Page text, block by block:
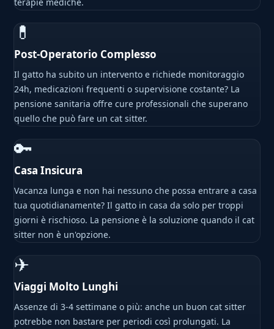
💊
Post-Operatorio Complesso
Il gatto ha subito un intervento e richiede monitoraggio
24h, medicazioni frequenti o supervisione costante? La
pensione sanitaria offre cure professionali che superano
quello che può fare un cat sitter.
🔑
Casa Insicura
Vacanza lunga e non hai nessuno che possa entrare a casa
tua quotidianamente? Il gatto in casa da solo per troppi
giorni è rischioso. La pensione è la soluzione quando il cat
sitter non è un'opzione.
✈
Viaggi Molto Lunghi
Assenze di 3-4 settimane o più: anche un buon cat sitter
potrebbe non bastare per periodi così prolungati. La